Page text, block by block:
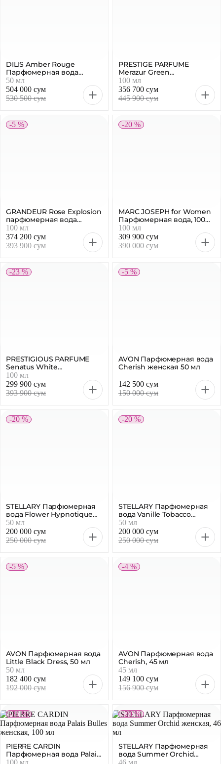
DILIS Amber Rouge
Парфюмерная вода
женская, 50 мл
50 мл
504 000 сум
530 500 сум
PRESTIGE PARFUME
Merazur Green
Парфюмерная вода
женская, 100 мл
100 мл
356 700 сум
445 900 сум
-5 %
GRANDEUR Rose Explosion
парфюмерная вода
женская, 100 мл
100 мл
374 200 сум
393 900 сум
-20 %
MARC JOSEPH for Women
Парфюмерная вода, 100
мл
100 мл
309 900 сум
390 000 сум
-23 %
PRESTIGIOUS PARFUME
Senatus White
парфюмерная вода
женская 100мл
100 мл
299 900 сум
393 900 сум
-5 %
AVON Парфюмерная вода
Cherish женская 50 мл
142 500 сум
150 000 сум
-20 %
STELLARY Парфюмерная
вода Flower Hypnotique
50 мл
200 000 сум
250 000 сум
-20 %
STELLARY Парфюмерная
вода Vanille Tobacco
женская, 50 мл
50 мл
200 000 сум
250 000 сум
-5 %
AVON Парфюмерная вода
Little Black Dress, 50 мл
50 мл
182 400 сум
192 000 сум
-4 %
AVON Парфюмерная вода
Cherish, 45 мл
45 мл
149 100 сум
156 900 сум
-31 % -20 %